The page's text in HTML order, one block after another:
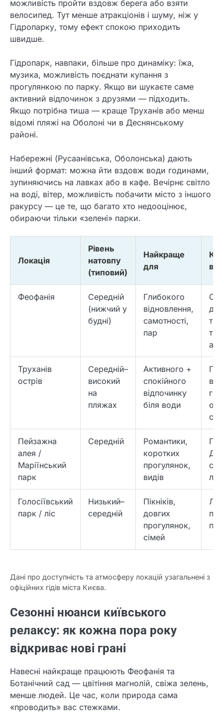
можливість пройти вздовж берега або взяти
велосипед. Тут менше атракціонів і шуму, ніж у
Гідропарку, тому ефект спокою приходить
швидше.
Гідропарк, навпаки, більше про динаміку: їжа,
музика, можливість поєднати купання з
прогулянкою по парку. Якщо ви шукаєте саме
активний відпочинок з друзями — підходить.
Якщо потрібна тиша — краще Труханів або менш
відомі пляжі на Оболоні чи в Деснянському
районі.
Набережні (Русаанівська, Оболонська) дають
інший формат: можна йти вздовж води годинами,
зупиняючись на лавках або в кафе. Вечірнє світло
на воді, вітер, можливість побачити місто з іншого
ракурсу — це те, що багато хто недооцінює,
обираючи тільки «зелені» парки.
Локація
Рівень
натовпу
(типовий)
Найкраще
для
Феофанія
Середній
(нижчий у
будні)
Глибокого
відновлення,
самотності,
пар
Труханів
острів
Середній–
високий
на
пляжах
Активного +
спокійного
відпочинку
біля води
Пейзажна
алея /
Маріїнський
парк
Середній
Романтики,
коротких
прогулянок,
видів
Голосіївський
парк / ліс
Низький–
середній
Пікніків,
довгих
прогулянок,
сімей
Дані про доступність та атмосферу локацій узагальнені з
офіційних гідів міста Києва.
Сезонні нюанси київського
релаксу: як кожна пора року
відкриває нові грані
Навесні найкраще працюють Феофанія та
Ботанічний сад — цвітіння магнолій, свіжа зелень,
менше людей. Це час, коли природа сама
«проводить» вас стежками.